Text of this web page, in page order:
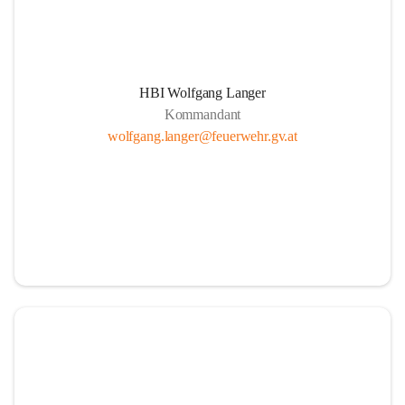
HBI Wolfgang Langer
Kommandant
wolfgang.langer@feuerwehr.gv.at